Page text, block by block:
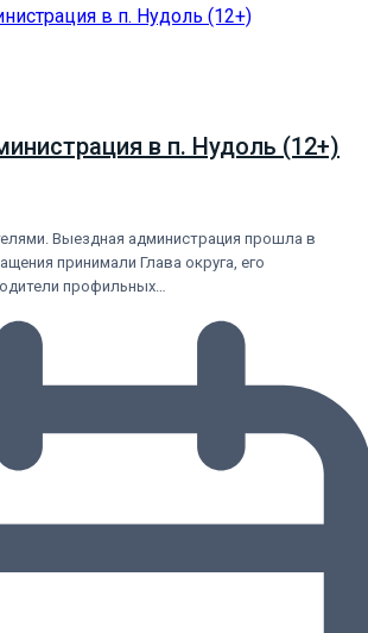
в п. Нудоль (12+)
Выездная администрация прошла в
принимали Глава округа, его
профильных…